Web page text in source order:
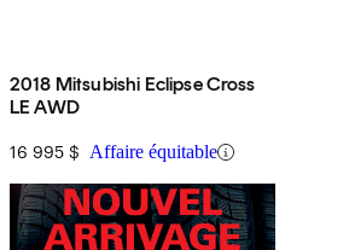
2018 Mitsubishi Eclipse Cross
LE AWD
16 995 $ Affaire équitable